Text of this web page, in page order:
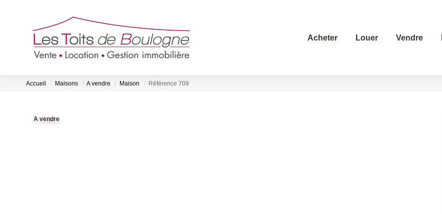
Acheter Louer Vendre
Accueil Maisons A vendre Maison Référence 709
A vendre